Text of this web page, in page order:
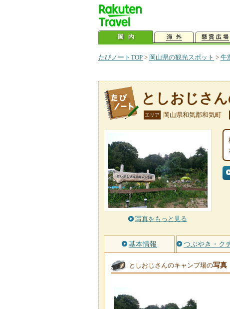
たびノートTOP > 岡山県の観光スポット > 牛
としおじさ
エリア 岡山県和気郡和気町
写真をもっと見る
基本情報 つぶやき・ク
としおじさんのキャンプ場の写真